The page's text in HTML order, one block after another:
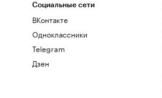
Социальные сети
ВКонтакте
Одноклассники
Telegram
Дзен